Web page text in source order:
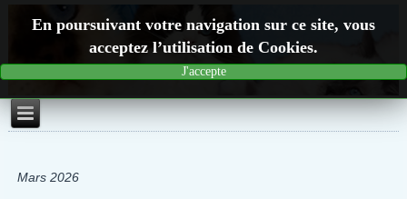
Mars 2026
En poursuivant votre navigation sur ce site, vous
acceptez l’utilisation de Cookies.
J'accepte